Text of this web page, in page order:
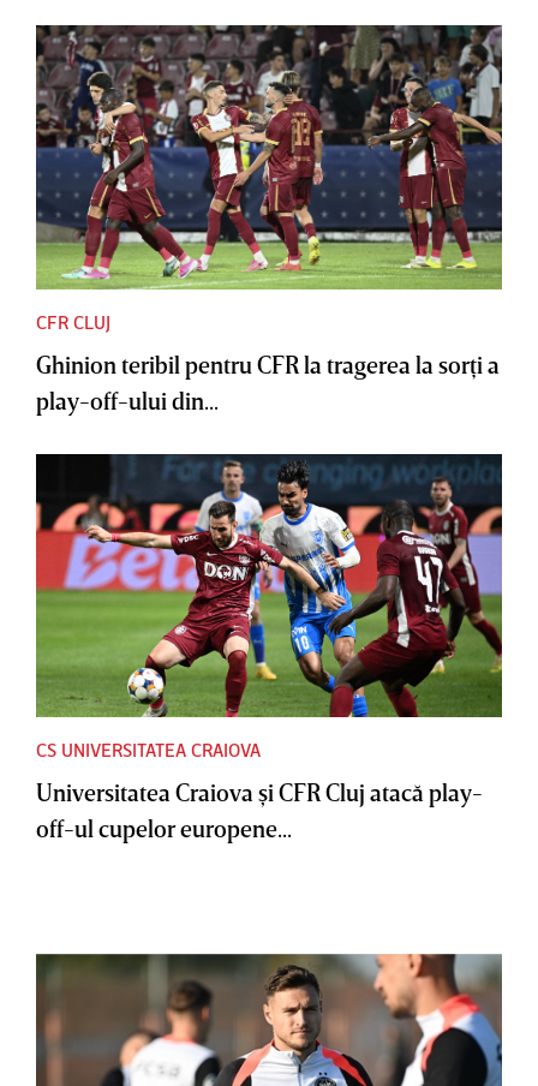
CFR CLUJ
Ghinion teribil pentru CFR la tragerea la sorţi a
play-off-ului din...
CS UNIVERSITATEA CRAIOVA
Universitatea Craiova şi CFR Cluj atacă play-
off-ul cupelor europene...